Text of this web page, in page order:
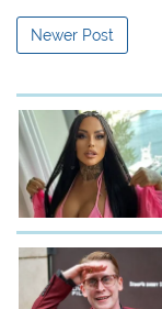
Newer Post